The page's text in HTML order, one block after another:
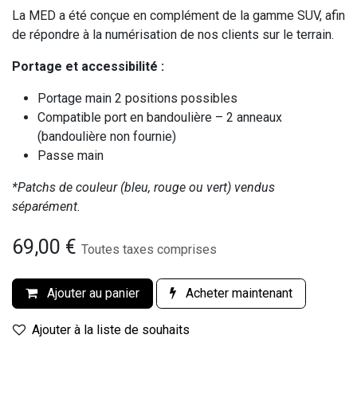
La MED a été conçue en complément de la gamme SUV, afin
de répondre à la numérisation de nos clients sur le terrain.
Portage et accessibilité :
Portage main 2 positions possibles
Compatible port en bandoulière – 2 anneaux
(bandoulière non fournie)
Passe main
*Patchs de couleur (bleu, rouge ou vert) vendus
séparément.
69,00 € Toutes taxes comprises
Ajouter au panier Acheter maintenant
Ajouter à la liste de souhaits